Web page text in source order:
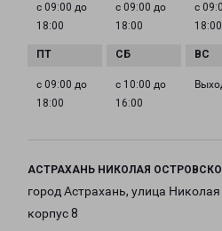
с 09:00 до
18:00
с 09:00 до
18:00
с
18:00
с 09:00 до
18:00
с 10:00 до
16:00
АСТРАХАНЬ НИКОЛАЯ
город Астрахань, улица
корпус 8